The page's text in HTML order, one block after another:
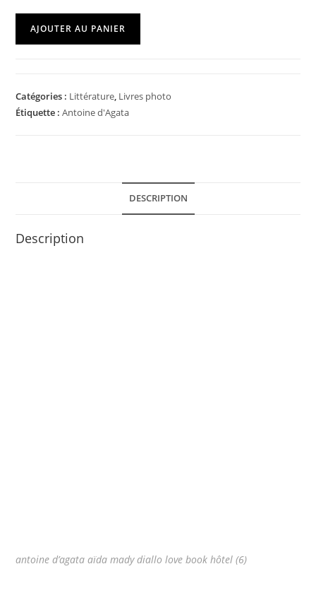
AJOUTER AU PANIER
Catégories : Littérature, Livres photo
Étiquette :Antoine d'Agata
DESCRIPTION
Description
antoine d’agata aïda mady diallo love book hôtel (6)